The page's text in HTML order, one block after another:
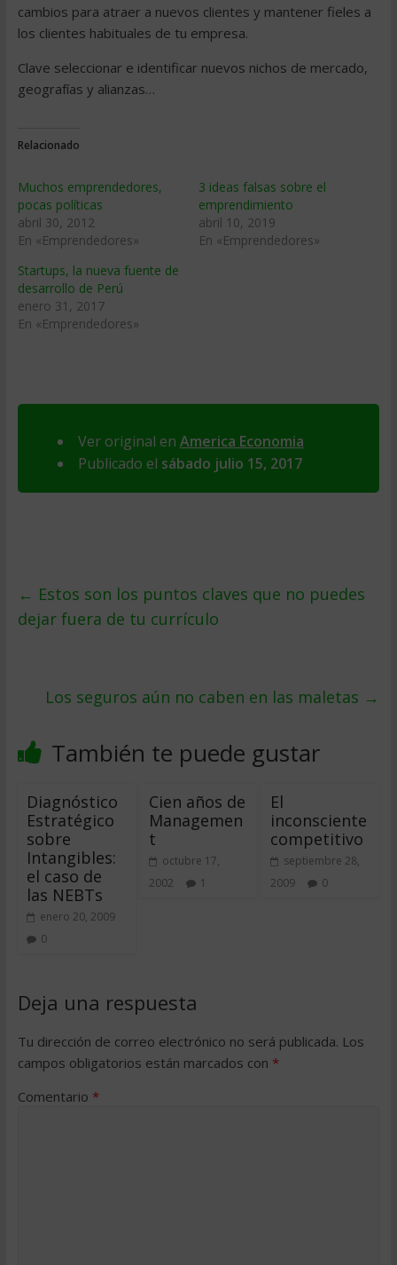
cambios para atraer a nuevos clientes y mantener fieles a
los clientes habituales de tu empresa.
Clave seleccionar e identificar nuevos nichos de mercado,
geografías y alianzas…
Relacionado
Muchos emprendedores,
pocas políticas
abril 30, 2012
En «Emprendedores»
3 ideas falsas sobre el
emprendimiento
abril 10, 2019
En «Emprendedores»
Startups, la nueva fuente de
desarrollo de Perú
enero 31, 2017
En «Emprendedores»
Ver original en America Economia
Publicado el sábado julio 15, 2017
← Estos son los puntos claves que no puedes
dejar fuera de tu currículo
Los seguros aún no caben en las maletas →
También te puede gustar
Diagnóstico
Estratégico
sobre
Intangibles:
el caso de
las NEBTs
enero 20, 2009
0
Cien años de
Managemen
t
octubre 17,
2002
1
El
inconsciente
competitivo
septiembre 28,
2009
0
Deja una respuesta
Tu dirección de correo electrónico no será publicada. Los
campos obligatorios están marcados con *
Comentario *